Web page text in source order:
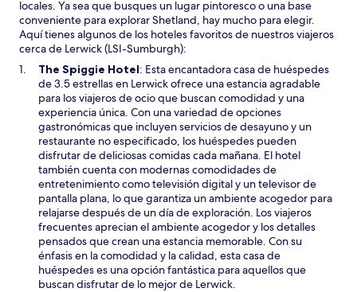
locales. Ya sea que busques un lugar pintoresco o una base
conveniente para explorar Shetland, hay mucho para elegir.
Aquí tienes algunos de los hoteles favoritos de nuestros viajeros
cerca de Lerwick (LSI-Sumburgh):
The Spiggie HotelS
e
a
b
r
i
r
á
e
n
u
n
a
n
u
e
: Esta encantadora casa de huéspedes
de 3.5 estrellas en Lerwick ofrece una estancia agradable
para los viajeros de ocio que buscan comodidad y una
experiencia única. Con una variedad de opciones
gastronómicas que incluyen servicios de desayuno y un
restaurante no especificado, los huéspedes pueden
disfrutar de deliciosas comidas cada mañana. El hotel
también cuenta con modernas comodidades de
entretenimiento como televisión digital y un televisor de
pantalla plana, lo que garantiza un ambiente acogedor para
relajarse después de un día de exploración. Los viajeros
frecuentes aprecian el ambiente acogedor y los detalles
pensados que crean una estancia memorable. Con su
énfasis en la comodidad y la calidad, esta casa de
huéspedes es una opción fantástica para aquellos que
buscan disfrutar de lo mejor de Lerwick.